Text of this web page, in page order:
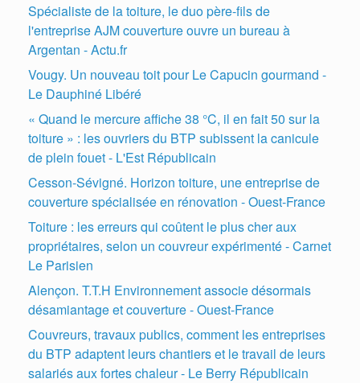
Spécialiste de la toiture, le duo père-fils de
l'entreprise AJM couverture ouvre un bureau à
Argentan - Actu.fr
Vougy. Un nouveau toit pour Le Capucin gourmand -
Le Dauphiné Libéré
« Quand le mercure affiche 38 °C, il en fait 50 sur la
toiture » : les ouvriers du BTP subissent la canicule
de plein fouet - L'Est Républicain
Cesson-Sévigné. Horizon toiture, une entreprise de
couverture spécialisée en rénovation - Ouest-France
Toiture : les erreurs qui coûtent le plus cher aux
propriétaires, selon un couvreur expérimenté - Carnet
Le Parisien
Alençon. T.T.H Environnement associe désormais
désamiantage et couverture - Ouest-France
Couvreurs, travaux publics, comment les entreprises
du BTP adaptent leurs chantiers et le travail de leurs
salariés aux fortes chaleur - Le Berry Républicain